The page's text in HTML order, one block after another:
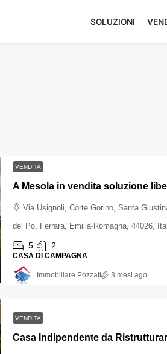
SOLUZIONI
VENDITA
A Mesola in vendita soluzione
Via Usignoli, Corte Gorino, Santa
del Po, Ferrara, Emilia-Romagna, 44026,
5 2
CASA DI CAMPAGNA
Immobiliare Pozzati 3 mesi ago
VENDITA